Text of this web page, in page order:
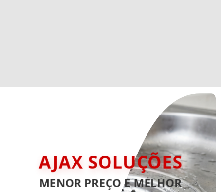
AJAX SOLUÇÕES
MENOR PREÇO E MELHOR